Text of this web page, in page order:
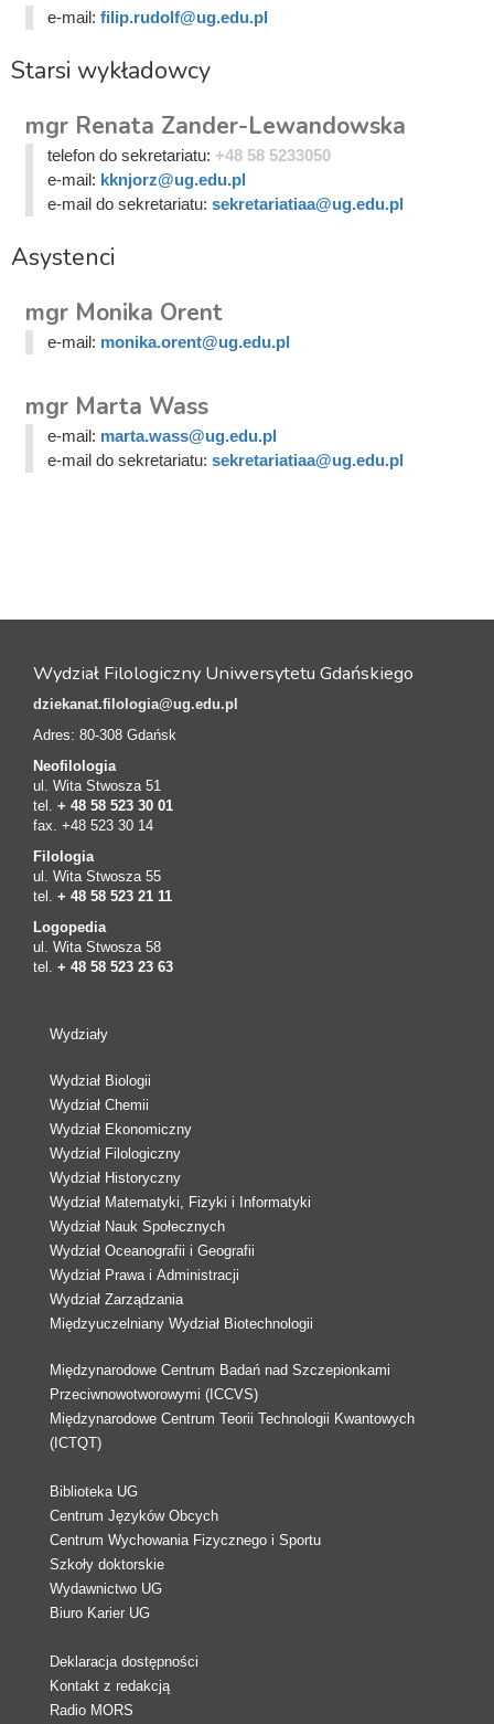
e-mail: filip.rudolf@ug.edu.pl
Starsi wykładowcy
mgr Renata Zander-Lewandowska
telefon do sekretariatu: +48 58 5233050
e-mail: kknjorz@ug.edu.pl
e-mail do sekretariatu: sekretariatiaa@ug.edu.pl
Asystenci
mgr Monika Orent
e-mail: monika.orent@ug.edu.pl
mgr Marta Wass
e-mail: marta.wass@ug.edu.pl
e-mail do sekretariatu: sekretariatiaa@ug.edu.pl
Wydział Filologiczny Uniwersytetu Gdańskiego
dziekanat.filologia@ug.edu.pl
Adres: 80-308 Gdańsk
Neofilologia
ul. Wita Stwosza 51
tel. + 48 58 523 30 01
fax. +48 523 30 14
Filologia
ul. Wita Stwosza 55
tel. + 48 58 523 21 11
Logopedia
ul. Wita Stwosza 58
tel. + 48 58 523 23 63
Wydziały
Wydział Biologii
Wydział Chemii
Wydział Ekonomiczny
Wydział Filologiczny
Wydział Historyczny
Wydział Matematyki, Fizyki i Informatyki
Wydział Nauk Społecznych
Wydział Oceanografii i Geografii
Wydział Prawa i Administracji
Wydział Zarządzania
Międzyuczelniany Wydział Biotechnologii
Międzynarodowe Centrum Badań nad Szczepionkami
Przeciwnowotworowymi (ICCVS)
Międzynarodowe Centrum Teorii Technologii Kwantowych
(ICTQT)
Biblioteka UG
Centrum Języków Obcych
Centrum Wychowania Fizycznego i Sportu
Szkoły doktorskie
Wydawnictwo UG
Biuro Karier UG
Deklaracja dostępności
Kontakt z redakcją
Radio MORS